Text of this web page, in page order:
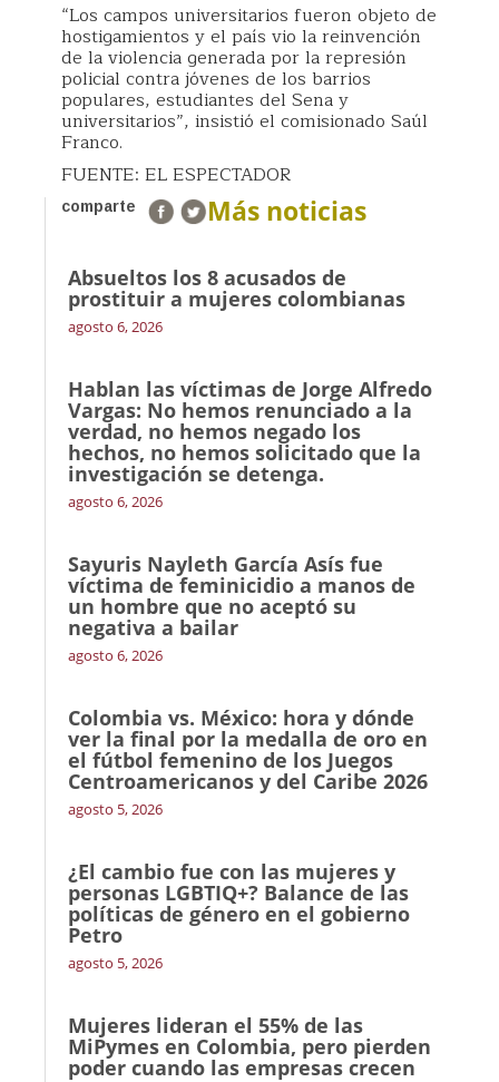
“Los campos universitarios fueron objeto de
hostigamientos y el país vio la reinvención
de la violencia generada por la represión
policial contra jóvenes de los barrios
populares, estudiantes del Sena y
universitarios”, insistió el comisionado Saúl
Franco.
FUENTE: EL ESPECTADOR
comparte Más noticias
Absueltos los 8 acusados de
prostituir a mujeres colombianas
agosto 6, 2026
Hablan las víctimas de Jorge Alfredo
Vargas: No hemos renunciado a la
verdad, no hemos negado los
hechos, no hemos solicitado que la
investigación se detenga.
agosto 6, 2026
Sayuris Nayleth García Asís fue
víctima de feminicidio a manos de
un hombre que no aceptó su
negativa a bailar
agosto 6, 2026
Colombia vs. México: hora y dónde
ver la final por la medalla de oro en
el fútbol femenino de los Juegos
Centroamericanos y del Caribe 2026
agosto 5, 2026
¿El cambio fue con las mujeres y
personas LGBTIQ+? Balance de las
políticas de género en el gobierno
Petro
agosto 5, 2026
Mujeres lideran el 55% de las
MiPymes en Colombia, pero pierden
poder cuando las empresas crecen